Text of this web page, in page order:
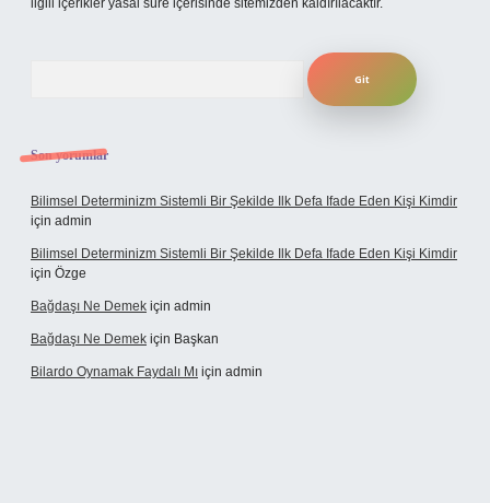
ilgili içerikler yasal süre içerisinde sitemizden kaldırılacaktır.
Son yorumlar
Bilimsel Determinizm Sistemli Bir Şekilde Ilk Defa Ifade Eden Kişi Kimdir
için admin
Bilimsel Determinizm Sistemli Bir Şekilde Ilk Defa Ifade Eden Kişi Kimdir
için Özge
Bağdaşı Ne Demek için admin
Bağdaşı Ne Demek için Başkan
Bilardo Oynamak Faydalı Mı için admin